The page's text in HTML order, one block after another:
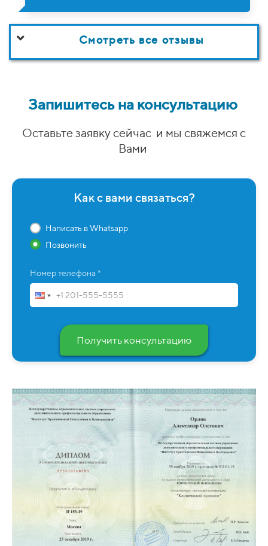
Смотреть все отзывы
Запишитесь на консультацию
Оставьте заявку сейчас и мы свяжемся с
Вами
Как с вами связаться?
Написать в Whatsapp
Позвонить
Номер телефона *
Получить консультацию